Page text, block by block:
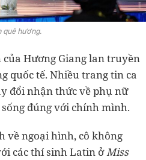
quê hương.
Hương Giang lan truyền
quốc tế. Nhiều trang tin ca
đổi nhận thức về phụ nữ
đúng với chính mình.
về ngoại hình, cô không
các thí sinh Latin ởMiss